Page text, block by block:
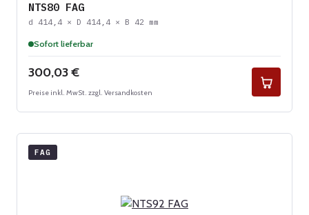
NTS80 FAG
d 414,4 × D 414,4 × B 42 mm
Sofort lieferbar
Regulärer Preis:
300,03 €
Preise inkl. MwSt. zzgl. Versandkosten
FAG